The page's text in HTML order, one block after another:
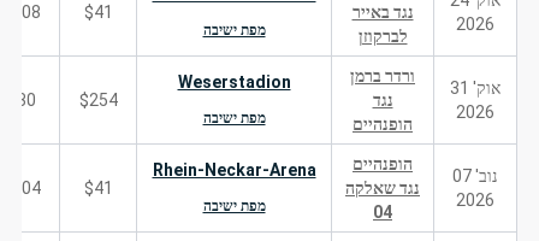
2026
נגד באייר
לברקוזן
מפת ישיבה
$41
208
אוק' 31
2026
ורדר ברמן
נגד
הופנהיים
Weserstadion
מפת ישיבה
$254
30
נוב' 07
2026
הופנהיים
נגד שאלקה
04
Rhein-Neckar-Arena
מפת ישיבה
$41
204